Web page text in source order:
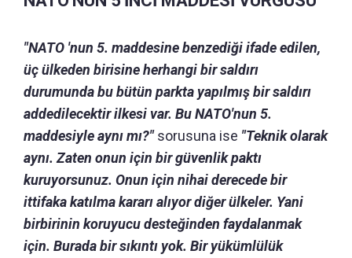
"NATO 'nun 5. maddesine benzediği ifade edilen,
üç ülkeden birisine herhangi bir saldırı
durumunda bu bütün parkta yapılmış bir saldırı
addedilecektir ilkesi var. Bu NATO'nun 5.
maddesiyle aynı mı?"sorusuna ise "Teknik olarak
aynı. Zaten onun için bir güvenlik paktı
kuruyorsunuz. Onun için nihai derecede bir
ittifaka katılma kararı alıyor diğer ülkeler. Yani
birbirinin koruyucu desteğinden faydalanmak
için. Burada bir sıkıntı yok. Bir yükümlülük